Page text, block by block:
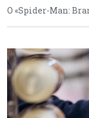
Ο «Spider-Man: